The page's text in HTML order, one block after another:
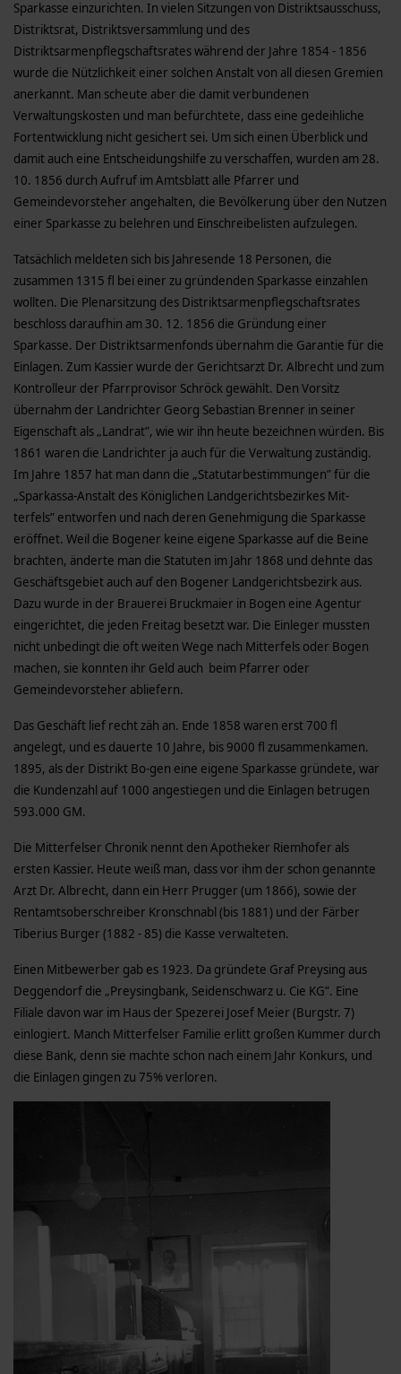
Sparkasse einzurichten. In vielen Sitzungen von Distriktsausschuss,
Distriktsrat, Distriktsversammlung und des
Distriktsarmenpflegschaftsrates während der Jahre 1854 - 1856
wurde die Nützlichkeit einer solchen Anstalt von all diesen Gremien
anerkannt. Man scheute aber die damit verbundenen
Verwaltungskosten und man befürchtete, dass eine gedeihliche
Fortentwicklung nicht gesichert sei. Um sich einen Überblick und
damit auch eine Entscheidungshilfe zu verschaffen, wurden am 28.
10. 1856 durch Aufruf im Amtsblatt alle Pfarrer und
Gemeindevorsteher angehalten, die Bevölkerung über den Nutzen
einer Sparkasse zu belehren und Einschreibelisten aufzulegen.
Tatsächlich meldeten sich bis Jahresende 18 Personen, die
zusammen 1315 fl bei einer zu gründenden Sparkasse einzahlen
wollten. Die Plenarsitzung des Distriktsarmenpflegschaftsrates
beschloss daraufhin am 30. 12. 1856 die Gründung einer
Sparkasse. Der Distriktsarmenfonds übernahm die Garantie für die
Einlagen. Zum Kassier wurde der Gerichtsarzt Dr. Albrecht und zum
Kontrolleur der Pfarrprovisor Schröck gewählt. Den Vorsitz
übernahm der Landrichter Georg Sebastian Brenner in seiner
Eigenschaft als „Landrat”, wie wir ihn heute bezeichnen würden. Bis
1861 waren die Landrichter ja auch für die Verwaltung zuständig.
Im Jahre 1857 hat man dann die „Statutarbestimmungen” für die
„Sparkassa-Anstalt des Königlichen Landgerichtsbezirkes Mit-
terfels” entworfen und nach deren Genehmigung die Sparkasse
eröffnet. Weil die Bogener keine eigene Sparkasse auf die Beine
brachten, änderte man die Statuten im Jahr 1868 und dehnte das
Geschäftsgebiet auch auf den Bogener Landgerichtsbezirk aus.
Dazu wurde in der Brauerei Bruckmaier in Bogen eine Agentur
eingerichtet, die jeden Freitag besetzt war. Die Einleger mussten
nicht unbedingt die oft weiten Wege nach Mitterfels oder Bogen
machen, sie konnten ihr Geld auch beim Pfarrer oder
Gemeindevorsteher abliefern.
Das Geschäft lief recht zäh an. Ende 1858 waren erst 700 fl
angelegt, und es dauerte 10 Jahre, bis 9000 fl zusammenkamen.
1895, als der Distrikt Bo-gen eine eigene Sparkasse gründete, war
die Kundenzahl auf 1000 angestiegen und die Einlagen betrugen
593.000 GM.
Die Mitterfelser Chronik nennt den Apotheker Riemhofer als
ersten Kassier. Heute weiß man, dass vor ihm der schon genannte
Arzt Dr. Albrecht, dann ein Herr Prugger (um 1866), sowie der
Rentamtsoberschreiber Kronschnabl (bis 1881) und der Färber
Tiberius Burger (1882 - 85) die Kasse verwalteten.
Einen Mitbewerber gab es 1923. Da gründete Graf Preysing aus
Deggendorf die „Preysingbank, Seidenschwarz u. Cie KG”. Eine
Filiale davon war im Haus der Spezerei Josef Meier (Burgstr. 7)
einlogiert. Manch Mitterfelser Familie erlitt großen Kummer durch
diese Bank, denn sie machte schon nach einem Jahr Konkurs, und
die Einlagen gingen zu 75% verloren.